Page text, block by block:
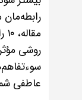
روشی
عاطفی